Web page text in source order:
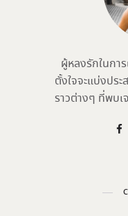
ผู้หลงรักในกา
ตั้งใจจะแบ่งปร
ราวต่างๆ ที่พบเ